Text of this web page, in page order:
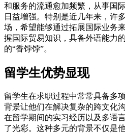
和服务的流通愈加频繁，从事国
日益增强。特别是近几年来，许
场，希望能够通过拓展国际业务
握国际贸易知识，具备外语能力
的“香饽饽”。
留学生优势显现
留学生在求职过程中常常具备多
背景让他们在解决复杂的跨文化
在留学期间的实习经历以及多语
了光彩。这种多元的背景不仅是